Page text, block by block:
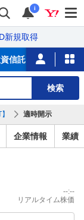
i
新規取得
信託 ニュース
検索
適時開示
企業情報 業績
--:--
リアルタイム株価